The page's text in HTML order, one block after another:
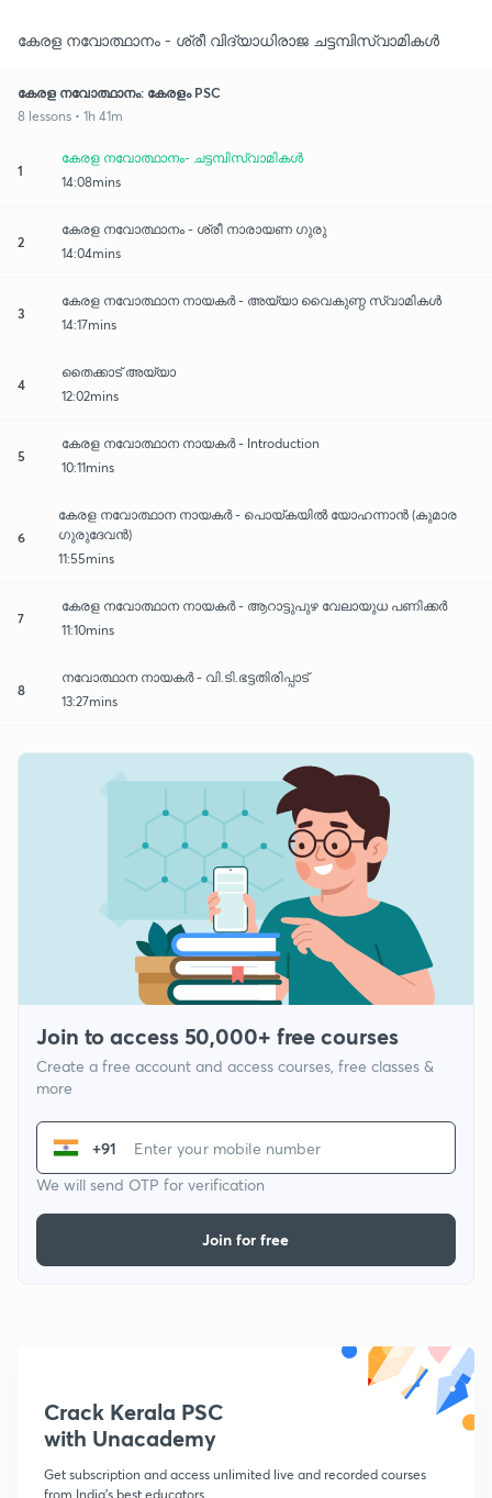
കേരള നവോത്ഥാനം - ശ്രീ വിദ്യാധിരാജ ചട്ടമ്പിസ്വാമികൾ
കേരള നവോത്ഥാനം: കേരളം PSC
8 lessons • 1h 41m
1
കേരള നവോത്ഥാനം- ചട്ടമ്പിസ്വാമികൾ
14:08mins
2
കേരള നവോത്ഥാനം - ശ്രീ നാരായണ ഗുരു
14:04mins
3
കേരള നവോത്ഥാന നായകർ - അയ്യാ വൈകുണ്ഠ സ്വാമികൾ
14:17mins
4
തൈക്കാട് അയ്യാ
12:02mins
5
കേരള നവോത്ഥാന നായകർ - Introduction
10:11mins
6
കേരള നവോത്ഥാന നായകർ - പൊയ്കയിൽ യോഹന്നാൻ (കുമാര
ഗുരുദേവൻ)
11:55mins
7
കേരള നവോത്ഥാന നായകർ - ആറാട്ടുപുഴ വേലായുധ പണിക്കർ
11:10mins
8
നവോത്ഥാന നായകർ - വി.ടി.ഭട്ടതിരിപ്പാട്
13:27mins
Join to access 50,000+ free courses
Create a free account and access courses, free classes &
more
+91
We will send OTP for verification
Join for free
Crack Kerala PSC
with Unacademy
Get subscription and access unlimited live and recorded courses
from India's best educators